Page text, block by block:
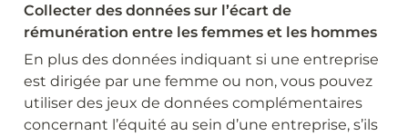
Collecter des données sur l’écart de
rémunération entre les femmes et les hommes
En plus des données indiquant si une entreprise
est dirigée par une femme ou non, vous pouvez
utiliser des jeux de données complémentaires
concernant l’équité au sein d’une entreprise, s’ils